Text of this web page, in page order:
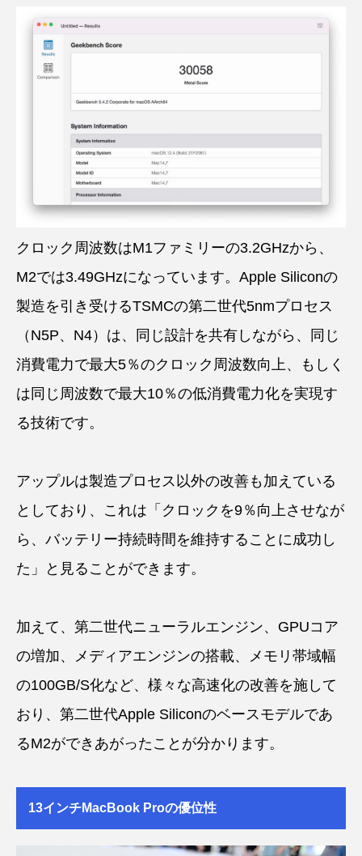
クロック周波数はM1ファミリーの3.2GHzから、
M2では3.49GHzになっています。Apple Siliconの
製造を引き受けるTSMCの第二世代5nmプロセス
（N5P、N4）は、同じ設計を共有しながら、同じ
消費電力で最大5％のクロック周波数向上、もしく
は同じ周波数で最大10％の低消費電力化を実現す
る技術です。
アップルは製造プロセス以外の改善も加えている
としており、これは「クロックを9％向上させなが
ら、バッテリー持続時間を維持することに成功し
た」と見ることができます。
加えて、第二世代ニューラルエンジン、GPUコア
の増加、メディアエンジンの搭載、メモリ帯域幅
の100GB/S化など、様々な高速化の改善を施して
おり、第二世代Apple Siliconのベースモデルであ
るM2ができあがったことが分かります。
13インチMacBook Proの優位性